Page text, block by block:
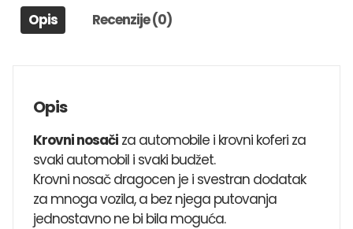
Opis Recenzije (0)
Opis
Krovni nosači za automobile i krovni koferi za
svaki automobil i svaki budžet.
Krovni nosač dragocen je i svestran dodatak
za mnoga vozila, a bez njega putovanja
jednostavno ne bi bila moguća.